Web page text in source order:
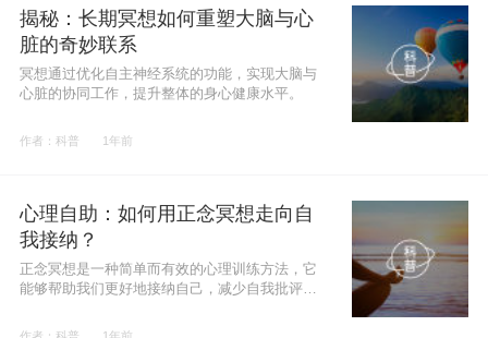
揭秘：长期冥想如何重塑大脑与心
脏的奇妙联系
冥想通过优化自主神经系统的功能，实现大脑与
心脏的协同工作，提升整体的身心健康水平。
作者：科普 1年前
心理自助：如何用正念冥想走向自
我接纳？
正念冥想是一种简单而有效的心理训练方法，它
能够帮助我们更好地接纳自己，减少自我批评和